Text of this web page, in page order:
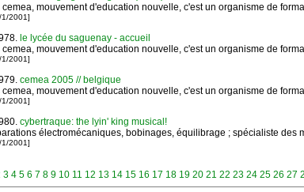
cemea, mouvement d'education nouvelle, c'est un organisme de
1/2001]
le lycée du saguenay - accueil
cemea, mouvement d'education nouvelle, c'est un organisme de
1/2001]
cemea 2005 // belgique
cemea, mouvement d'education nouvelle, c'est un organisme de
1/2001]
cybertraque: the lyin' king musical!
électromécaniques, bobinages, équilibrage ; spécialiste des
1/2001]
3 4 5 6 7 8 9 10 11 12 13 14 15 16 17 18 19 20 21 22 23 24 25 26 27